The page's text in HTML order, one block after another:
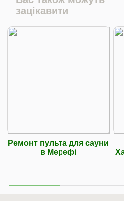
зацікавити
Ремонт пульта для сауни
в Мерефі